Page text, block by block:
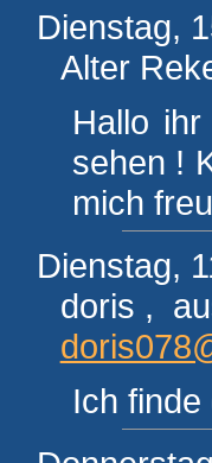
Dienstag,
Alter
Hallo
sehen !
mich
Dienstag,
doris ,
Ich